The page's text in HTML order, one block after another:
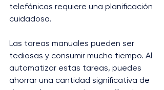
telefónicas requiere una planificación
cuidadosa.
Las tareas manuales pueden ser
tediosas y consumir mucho tiempo. Al
automatizar estas tareas, puedes
ahorrar una cantidad significativa de